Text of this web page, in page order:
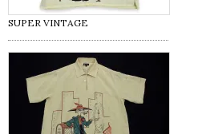
SUPER VINTAGE